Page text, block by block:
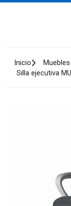
Inicio
Silla ejecutiva